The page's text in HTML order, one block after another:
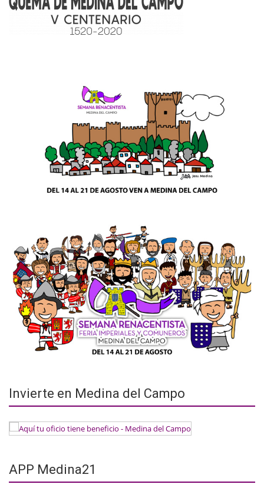
Invierte en Medina del Campo
APP Medina21